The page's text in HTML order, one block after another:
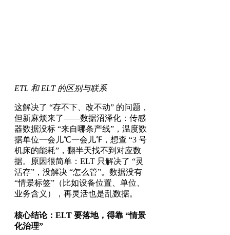
ETL 和 ELT 的区别与联系
这解决了 “存不下、改不动” 的问题，
但新麻烦来了——数据沼泽化：传感
器数据没标 “来自哪条产线”，温度数
据单位一会儿℃一会儿℉，想查 “3 号
机床的能耗”，翻半天找不到对应数
据。原因很简单：ELT 只解决了 “灵
活存”，没解决 “怎么管”。数据没有
“情景标签”（比如设备位置、单位、
业务含义），再灵活也是乱数据。
核心结论：ELT 要落地，得靠 “情景
化治理”